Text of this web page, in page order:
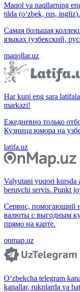
Maqol va naqllarning
tilda (o‘zbek, rus, ingliz).
Самая большая
языках (узбекский,
maqollar.uz
Har kuni eng sara
markazi!
Ежедневно только
Кузница юмора на
latifa.uz
Valyutani yuqori kursda
beruvchi servis. Punkt
Сервис, помогающий
валюты с выгодным
прямо на карте.
onmap.uz
O‘zbekcha telegram
kanallar, ruknlarda va